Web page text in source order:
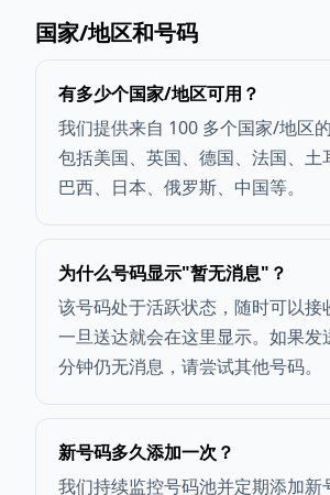
国家/地区和号码
有多少个国家/地区可用？
我们提供来自 100 多个国家/地区
包括美国、英国、德国、法国、土
巴西、日本、俄罗斯、中国等。
为什么号码显示"暂无消息"？
该号码处于活跃状态，随时可以接
一旦送达就会在这里显示。如果发
分钟仍无消息，请尝试其他号码。
新号码多久添加一次？
我们持续监控号码池并定期添加新